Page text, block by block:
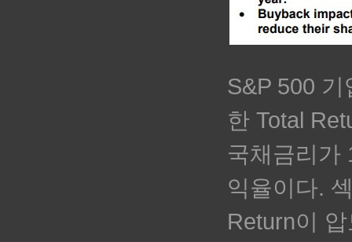
S&P 500
한 Total
국채금리가
익율이다.
Return이